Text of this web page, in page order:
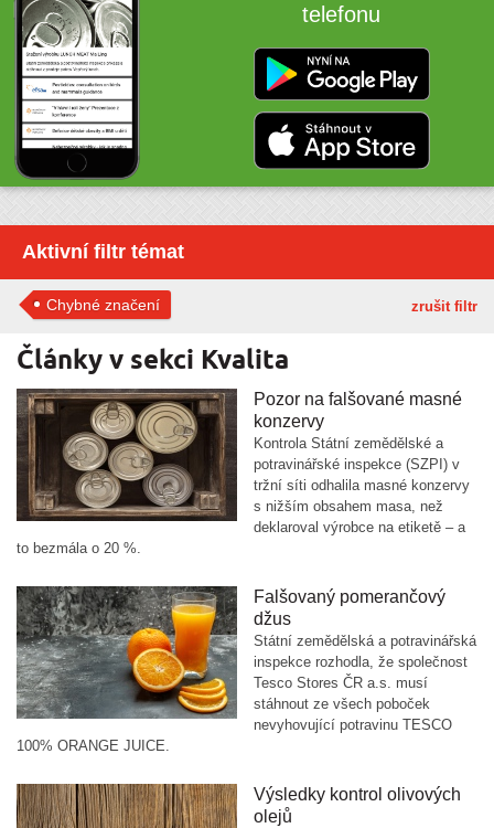
telefonu
Aktivní filtr témat
zrušit filtr
Chybné značení
Články v sekci Kvalita
Pozor na falšované masné
konzervy
Kontrola Státní zemědělské a
potravinářské inspekce (SZPI) v
tržní síti odhalila masné konzervy
s nižším obsahem masa, než
deklaroval výrobce na etiketě – a
to bezmála o 20 %.
Falšovaný pomerančový
džus
Státní zemědělská a potravinářská
inspekce rozhodla, že společnost
Tesco Stores ČR a.s. musí
stáhnout ze všech poboček
nevyhovující potravinu TESCO
100% ORANGE JUICE.
Výsledky kontrol olivových
olejů